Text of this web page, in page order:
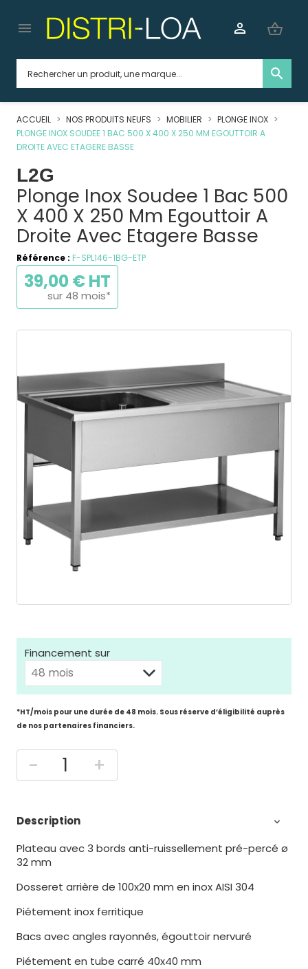
search
 shopping_basket

ACCUEIL NOS PRODUITS NEUFS MOBILIER
PLONGE INOX
PLONGE INOX SOUDEE 1 BAC 500 X 400 X 250 MM EGOUTTOIR A
DROITE AVEC ETAGERE BASSE
L2G
Plonge Inox Soudee 1 Bac 500
X 400 X 250 Mm Egouttoir A
Droite Avec Etagere Basse
Référence : F-SPL146-1BG-ETP
39,00 € HT
sur 48 mois*
Financement sur
*HT/mois pour une durée de 48 mois. Sous réserve d’éligibilité auprès
de nos partenaires financiers.
- +
Description 
Plateau avec 3 bords anti-ruissellement pré-percé ø
32 mm
Dosseret arrière de 100x20 mm en inox AISI 304
Piétement inox ferritique
Bacs avec angles rayonnés, égouttoir nervuré
Piétement en tube carré 40x40 mm